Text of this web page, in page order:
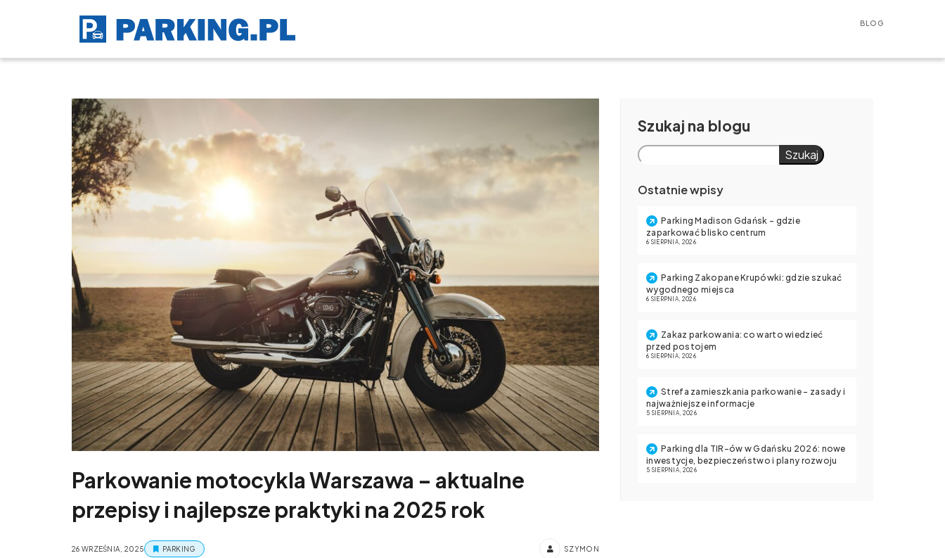
BLOG
Parkowanie motocykla Warszawa – aktualne
przepisy i najlepsze praktyki na 2025 rok
26 WRZEŚNIA, 2025 PARKING SZYMON
Szukaj
Szukaj
Ostatnie wpisy
Parking Madison Gdańsk – gdzie
zaparkować blisko centrum
6 SIERPNIA, 2026
Parking Zakopane Krupówki: gdzie szukać
wygodnego miejsca
6 SIERPNIA, 2026
Zakaz parkowania: co warto wiedzieć
przed postojem
6 SIERPNIA, 2026
Strefa zamieszkania parkowanie – zasady i
najważniejsze informacje
5 SIERPNIA, 2026
Parking dla TIR-ów w Gdańsku 2026: nowe
inwestycje, bezpieczeństwo i plany rozwoju
5 SIERPNIA, 2026